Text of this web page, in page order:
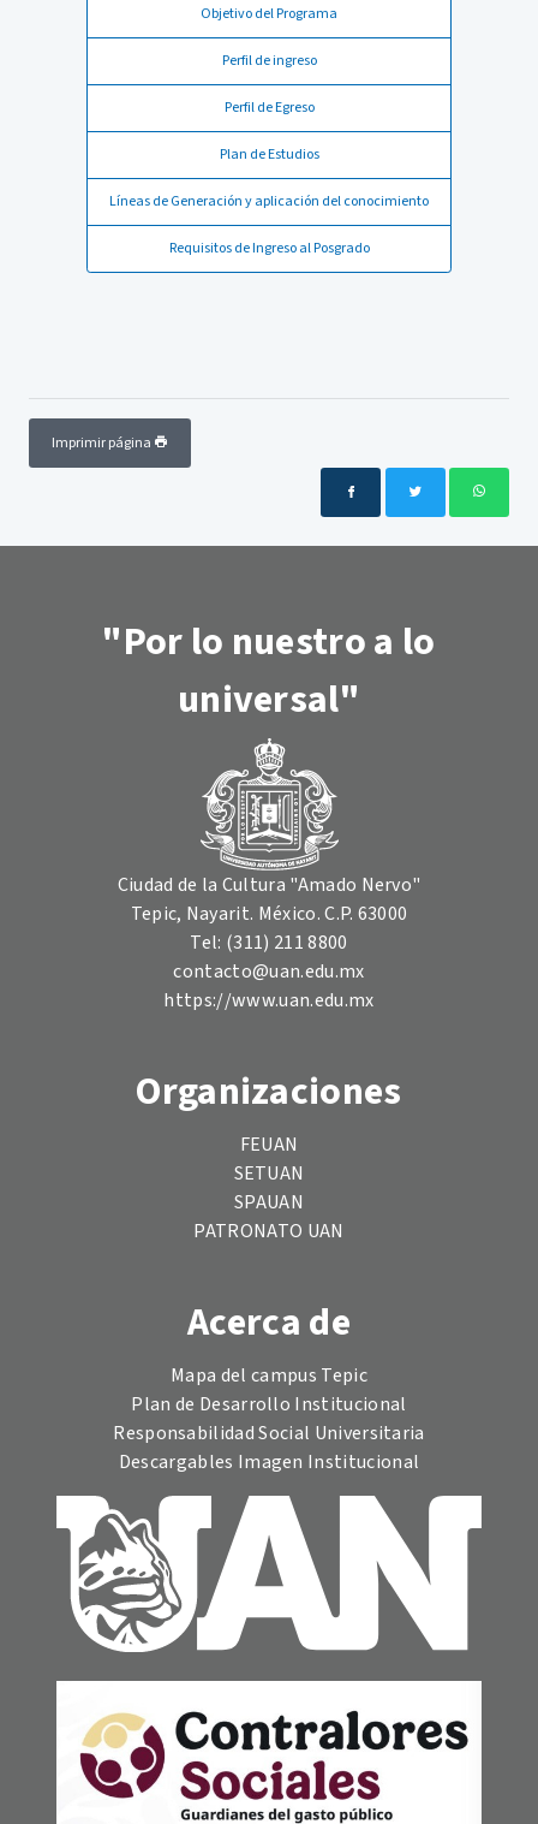
Objetivo del Programa
Perfil de ingreso
Perfil de Egreso
Plan de Estudios
Líneas de Generación y aplicación del conocimiento
Requisitos de Ingreso al Posgrado
Imprimir página
"Por lo nuestro a lo
universal"
Ciudad de la Cultura "Amado Nervo"
Tepic, Nayarit. México. C.P. 63000
Tel: (311) 211 8800
contacto@uan.edu.mx
https://www.uan.edu.mx
Organizaciones
FEUAN
SETUAN
SPAUAN
PATRONATO UAN
Acerca de
Mapa del campus Tepic
Plan de Desarrollo Institucional
Responsabilidad Social Universitaria
Descargables Imagen Institucional